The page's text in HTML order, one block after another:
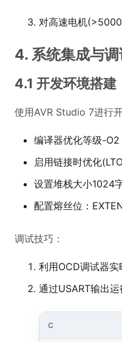
对高速电机
4. 系统集成与
4.1 开发环境搭建
使用AVR Studio 7进行
编译器优化等级-O2
启用链接时优化
设置堆栈大小1024
配置熔丝位：
调试技巧：
利用OCD调试器
通过USART输出运
C